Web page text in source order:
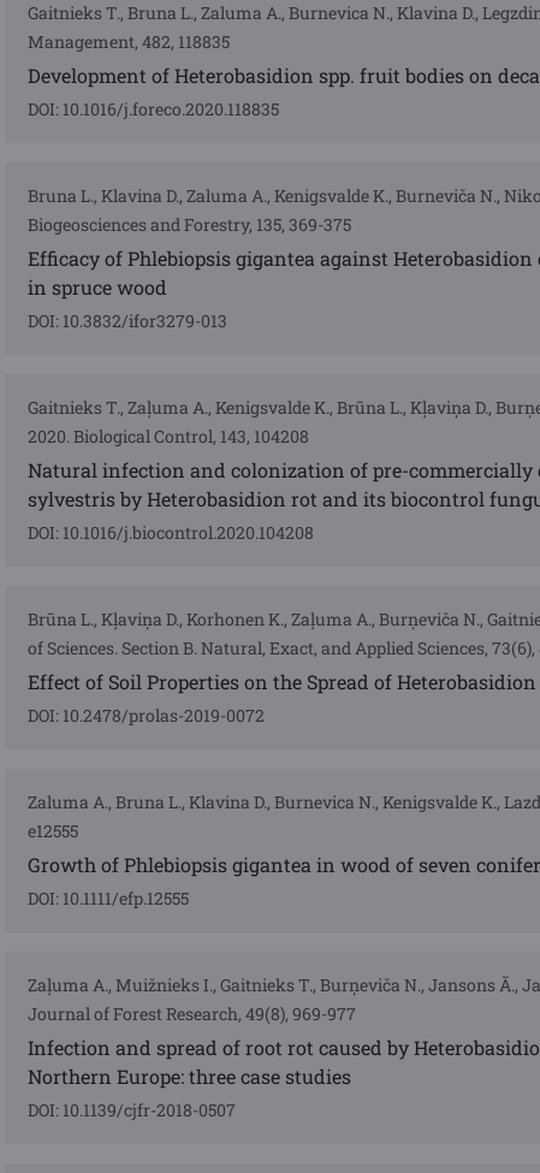
Gaitnieks T., Bruna L., Zaluma A., Burnevica N., Klavina D.,
Management, 482, 118835
Development of Heterobasidion spp. fruit bodies on
DOI: 10.1016/j.foreco.2020.118835
Bruna L., Klavina D., Zaluma A., Kenigsvalde K., Burneviča N.,
Biogeosciences and Forestry, 135, 369-375
Efficacy of Phlebiopsis gigantea against
in spruce wood
DOI: 10.3832/ifor3279-013
Gaitnieks T., Zaļuma A., Kenigsvalde K., Brūna L., Kļaviņa D.,
2020. Biological Control, 143, 104208
Natural infection and colonization of pre-commercially
sylvestris by Heterobasidion rot and its biocontrol
DOI: 10.1016/j.biocontrol.2020.104208
Brūna L., Kļaviņa D., Korhonen K., Zaļuma A., Burņeviča N.,
of Sciences. Section B. Natural, Exact, and Applied Sciences, 73(6),
Effect of Soil Properties on the Spread of Heterobasidion
DOI: 10.2478/prolas-2019-0072
Zaluma A., Bruna L., Klavina D., Burnevica N., Kenigsvalde K.,
e12555
Growth of Phlebiopsis gigantea in wood of seven
DOI: 10.1111/efp.12555
Zaļuma A., Muižnieks I., Gaitnieks T., Burņeviča N., Jansons Ā.,
Journal of Forest Research, 49(8), 969-977
Infection and spread of root rot caused by
Northern Europe: three case studies
DOI: 10.1139/cjfr-2018-0507